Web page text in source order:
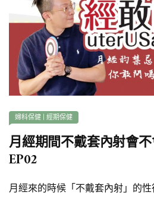
婦科保健 經期保健
月經期間不戴套內射會
EP02
月經來的時候「不戴套內射」的